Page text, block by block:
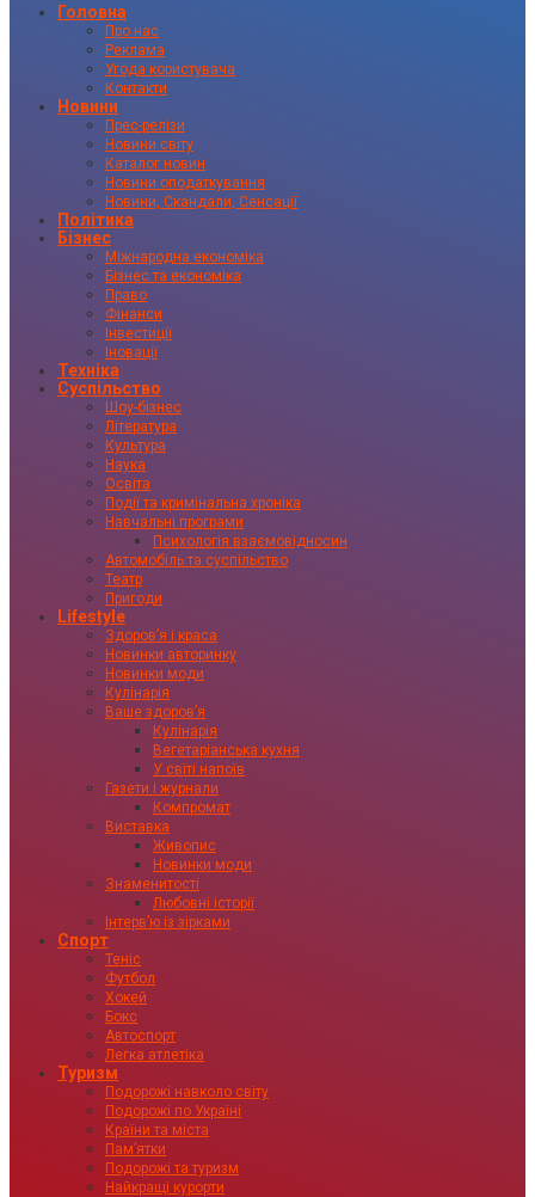
Головна
Про нас
Реклама
Угода користувача
Контакти
Новини
Прес-релізи
Новини світу
Каталог новин
Новини оподаткування
Новини, Скандали, Сенсації
Політика
Бізнес
Міжнародна економіка
Бізнес та економіка
Право
Фінанси
Інвестиції
Іновації
Техніка
Суспільство
Шоу-бізнес
Література
Культура
Наука
Освіта
Події та кримінальна хроніка
Навчальні програми
Психологія взаємовідносин
Автомобіль та суспільство
Театр
Пригоди
Lifestyle
Здоровʼя і краса
Новинки авторинку
Новинки моди
Кулінарія
Ваше здоровʼя
Кулінарія
Вегетаріанська кухня
У світі напоїв
Газети і журнали
Компромат
Виставка
Живопис
Новинки моди
Знаменитості
Любовні історії
Інтервʼю із зірками
Спорт
Теніс
Футбол
Хокей
Бокс
Автоспорт
Легка атлетіка
Туризм
Подорожі навколо світу
Подорожі по Україні
Країни та міста
Пам’ятки
Подорожі та туризм
Найкращі курорти